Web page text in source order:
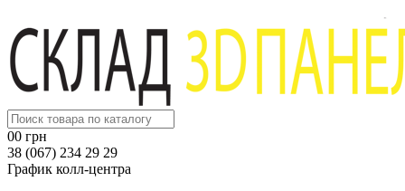
00 грн
38 (067) 234 29 29
График колл-центра